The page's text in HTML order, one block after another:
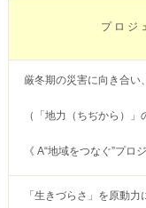
プ ロ ジ
厳冬期の災害に向き合い
（「地力（ちぢから）
《 A“地域をつなぐ”プロ
「生きづらさ」を原動力